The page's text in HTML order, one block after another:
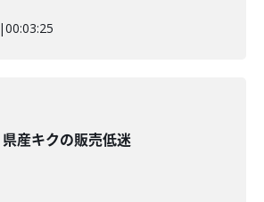
|00:03:25
県産キクの販売低迷